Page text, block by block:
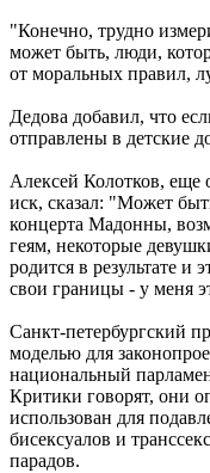
"Конечно, трудно
может быть, люди,
от моральных правил,
Дедова добавил, что
отправлены в детские
Алексей Колотков, еще
иск, сказал: "Может
концерта Мадонны,
геям, некоторые
родится в результате и
свои границы - у меня
Санкт-петербургский
моделью для
национальный
Критики говорят, они
использован для
бисексуалов и
парадов.